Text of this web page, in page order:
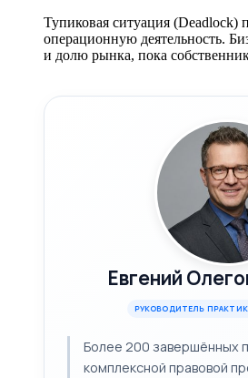
Тупиковая ситуация (Deadlock)
операционную деятельность.
и долю рынка, пока
Евгений
РУКОВОДИТЕЛЬ
Более 200 завершённых
комплексной правовой